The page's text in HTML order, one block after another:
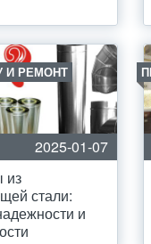
И РЕМОНТ
2025-01-07
из
стали:
и